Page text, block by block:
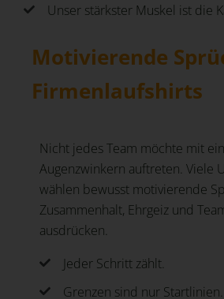
Unser stärkster Muskel ist die
Motivierende
Firmenlaufshirts
Nicht jedes Team möchte mit
Augenzwinkern auftreten. Viele
wählen bewusst motivierende
Zusammenhalt, Ehrgeiz und
ausdrücken.
Jeder Schritt zählt.
Grenzen sind nur Startlinien.